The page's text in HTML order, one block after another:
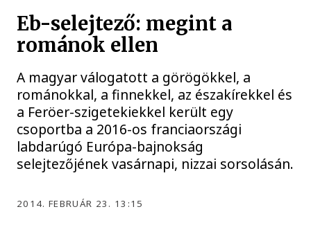
Eb-selejtező: megint a
románok ellen
A magyar válogatott a görögökkel, a
románokkal, a finnekkel, az északírekkel és
a Feröer-szigetekiekkel került egy
csoportba a 2016-os franciaországi
labdarúgó Európa-bajnokság
selejtezőjének vasárnapi, nizzai sorsolásán.
2014. FEBRUÁR 23. 13:15